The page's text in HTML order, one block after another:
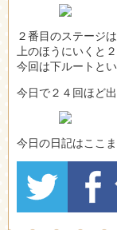
２番目のステージ
上のほうにいくと
今回は下ルートと
今日で２４回ほど
今日の日記はここま